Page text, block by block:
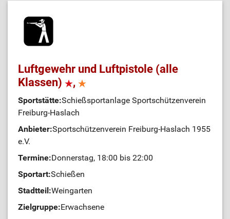
Luftgewehr und Luftpistole (alle
Klassen)
,
Sportstätte:Schießsportanlage Sportschützenverein
Freiburg-Haslach
Anbieter:Sportschützenverein Freiburg-Haslach 1955
e.V.
Termine:Donnerstag, 18:00 bis 22:00
Sportart:Schießen
Stadtteil:Weingarten
Zielgruppe:Erwachsene